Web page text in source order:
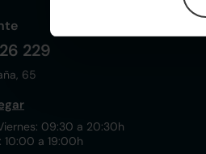
229
65
09:30 a 20:30h
10:00 a 19:00h